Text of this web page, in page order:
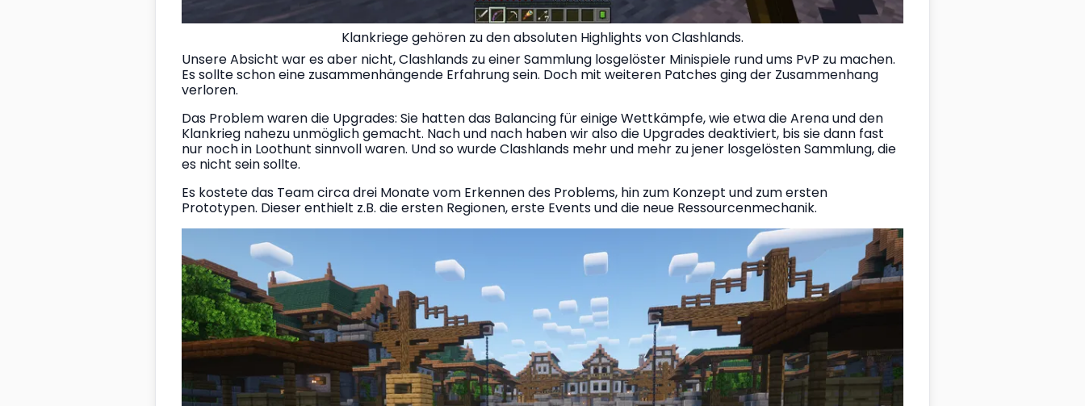
Klankriege gehören zu den absoluten Highlights von Clashlands.
Unsere Absicht war es aber nicht, Clashlands zu einer Sammlung losgelöster Minispiele rund ums PvP zu machen.
Es sollte schon eine zusammenhängende Erfahrung sein. Doch mit weiteren Patches ging der Zusammenhang
verloren.
Das Problem waren die Upgrades: Sie hatten das Balancing für einige Wettkämpfe, wie etwa die Arena und den
Klankrieg nahezu unmöglich gemacht. Nach und nach haben wir also die Upgrades deaktiviert, bis sie dann fast
nur noch in Loothunt sinnvoll waren. Und so wurde Clashlands mehr und mehr zu jener losgelösten Sammlung, die
es nicht sein sollte.
Es kostete das Team circa drei Monate vom Erkennen des Problems, hin zum Konzept und zum ersten
Prototypen. Dieser enthielt z.B. die ersten Regionen, erste Events und die neue Ressourcenmechanik.